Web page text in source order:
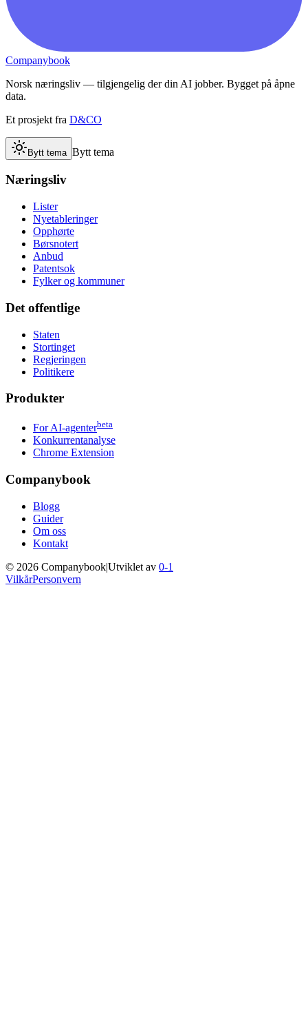
Companybook
Norsk næringsliv — tilgjengelig der din AI jobber. Bygget på åpne
data.
Et prosjekt fra D&CO
Bytt tema Bytt tema
Næringsliv
Lister
Nyetableringer
Opphørte
Børsnotert
Anbud
Patentsok
Fylker og kommuner
Det offentlige
Staten
Stortinget
Regjeringen
Politikere
Produkter
For AI-agenterbeta
Konkurrentanalyse
Chrome Extension
Companybook
Blogg
Guider
Om oss
Kontakt
© 2026 Companybook|Utviklet av 0-1
VilkårPersonvern